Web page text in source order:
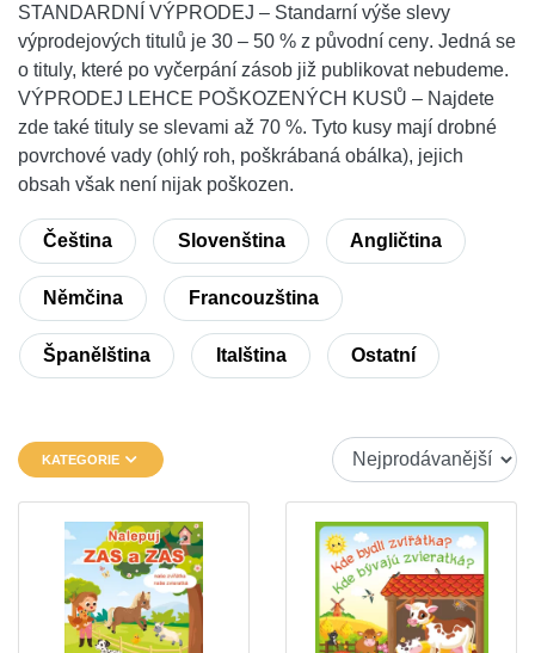
STANDARDNÍ VÝPRODEJ – Standarní výše slevy
výprodejových titulů je 30 – 50 % z původní ceny. Jedná se
o tituly, které po vyčerpání zásob již publikovat nebudeme.
VÝPRODEJ LEHCE POŠKOZENÝCH KUSŮ – Najdete
zde také tituly se slevami až 70 %. Tyto kusy mají drobné
povrchové vady (ohlý roh, poškrábaná obálka), jejich
obsah však není nijak poškozen.
Čeština Slovenština Angličtina
Němčina Francouzština
Španělština Italština Ostatní
KATEGORIE